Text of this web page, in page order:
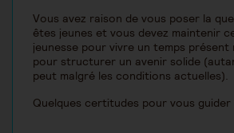
Vous avez raison de vous poser la
êtes jeunes et vous devez maintenir
jeunesse pour vivre un temps
pour structurer un avenir solide
peut malgré les conditions actuelles).
Quelques certitudes pour vous guider